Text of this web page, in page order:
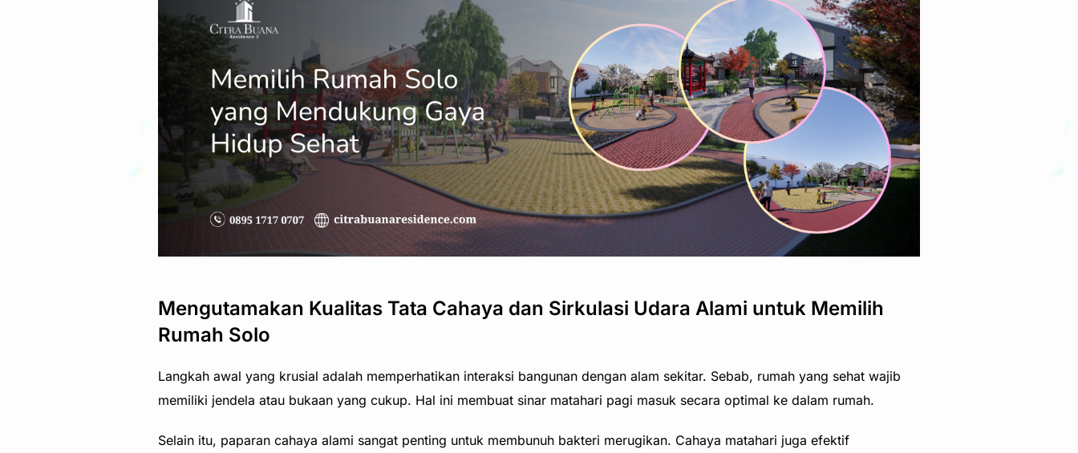
Mengutamakan Kualitas Tata Cahaya dan Sirkulasi Udara Alami untuk Memilih
Rumah Solo
Langkah awal yang krusial adalah memperhatikan interaksi bangunan dengan alam sekitar. Sebab, rumah yang sehat wajib
memiliki jendela atau bukaan yang cukup. Hal ini membuat sinar matahari pagi masuk secara optimal ke dalam rumah.
Selain itu, paparan cahaya alami sangat penting untuk membunuh bakteri merugikan. Cahaya matahari juga efektif